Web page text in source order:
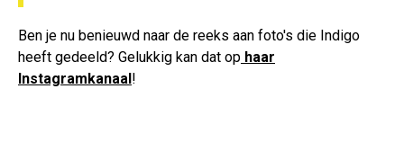
Ben je nu benieuwd naar de reeks aan foto's die Indigo
heeft gedeeld? Gelukkig kan dat op haar
Instagramkanaal!